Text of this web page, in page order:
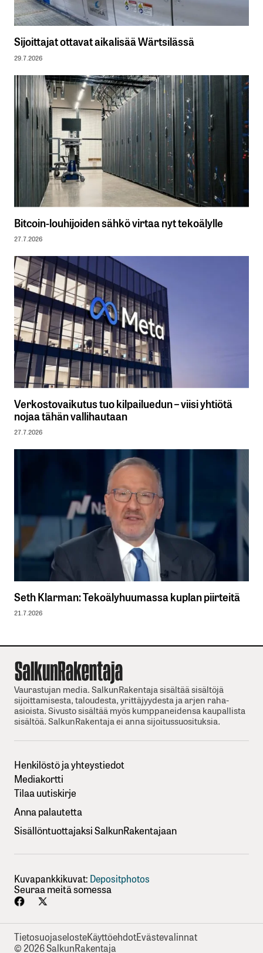
Sijoittajat ottavat aikalisää Wärtsilässä
29.7.2026
Bitcoin-louhijoiden sähkö virtaa nyt tekoälylle
27.7.2026
Verkostovaikutus tuo kilpailuedun – viisi yhtiötä
nojaa tähän vallihautaan
27.7.2026
Seth Klarman: Tekoälyhuumassa kuplan piirteitä
21.7.2026
Vaurastujan media. SalkunRakentaja sisältää sisältöjä
sijoittamisesta, taloudesta, yrittäjyydesta ja arjen raha-
asioista. Sivusto sisältää myös kumppaneidensa kaupallista
sisältöä. SalkunRakentaja ei anna sijoitussuosituksia.
Henkilöstö ja yhteystiedot
Mediakortti
Tilaa uutiskirje
Anna palautetta
Sisällöntuottajaksi SalkunRakentajaan
Kuvapankkikuvat: Depositphotos
Seuraa meitä somessa
TietosuojaselosteKäyttöehdotEvästevalinnat
© 2026 SalkunRakentaja